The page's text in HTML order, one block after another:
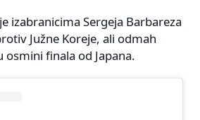
izabranicima Sergeja Barbareza
Južne Koreje, ali odmah
osmini finala od Japana.